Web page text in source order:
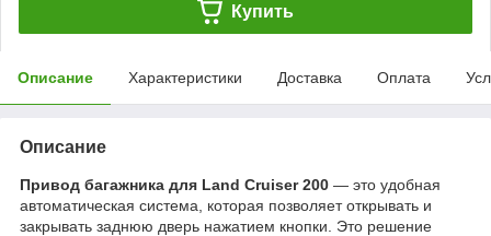
Купить
Описание Характеристики Доставка Оплата
Описание
Привод багажника для Land Cruiser 200 — это удобная
автоматическая система, которая позволяет открывать и
закрывать заднюю дверь нажатием кнопки. Это решение